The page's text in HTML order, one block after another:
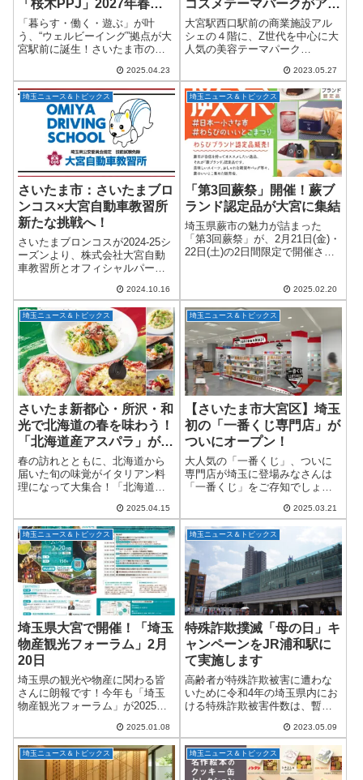
「桜木PPJ」2027年春開
業へ！
「暮らす・働く・遊ぶ」が叶
う、“ウェルビーイング”拠点が大
宮駅前に誕生！さいたま市の中
ます！東日本旅客鉄道（JR東日
本）、大和ハウス工業、大和ハ
ウスリアルティマネジメントの3
社による共同開...
2025.04.23
コスメテーマパークがアル
シェ大宮に登場
大宮駅西口駅前の商業施設アル
シェの４階に、Z世代を中心に大
人気の美容テーマパーク
ルシェ店」が６月３日(土)にオー
プン致します。アルシェ大宮で
は、体験型美容テーマパーク
「Tier...
2023.05.27
埼玉ニュース＆トピックス
さいたま市：さいたまブロ
ンコス×大宮自動車教習所
新たな挑戦へ！
さいたまブロンコスが2024-25シ
ーズンより、株式会社大宮自動
車教習所とオフィシャルパート
提携は、地域に根ざした活動を
展開する両者が力を合わせ、よ
り大きな成果を目指す素晴らし
い機会です。...
2024.10.16
埼玉ニュース＆トピックス
「第3回蕨祭」開催！蕨ブ
ランド認定品が大宮に集結
埼玉県蕨市の魅力が詰まった
「第3回蕨祭」が、2月21日(金)・
22日(土)の2日間限定で開催され
ん（東日本連携センター）」。
蕨市が誇る「蕨ブランド認定
品」が勢...
2025.02.20
埼玉ニュース＆トピックス
さいたま新都心・所沢・和
光で北海道の春を味わう！
「北海道産アスパラ」が主
役の絶品イタリアンフェア
開催！
春の訪れとともに、北海道から
届いた旬の味覚がイタリアン料
理になって大集合！「北海道イ
2025年4月24日（木）から6月1日
（日）までの期間限定で、『春
を楽しむイタリアンフェア』第2
弾が開...
2025.04.15
埼玉ニュース＆トピックス
【さいたま市大宮区】埼玉
初の「一番くじ専門店」が
ついにオープン！
大人気の「一番くじ」、ついに
専門店が埼玉に登場みなさんは
「一番くじ」をご存知でしょう
けたことがある方も多いと思い
ますが、じつはこれ、BANDAI
SPIRITSさんが展開しているハ
ズレなし...
2025.03.21
埼玉ニュース＆トピックス
埼玉県大宮で開催！「埼玉
物産観光フォーラム」2月
20日
埼玉県の観光や物産に関わる皆
さんに朗報です！今年も「埼玉
物産観光フォーラム」が2025年2
が決定しました。このイベント
は、行政やDMO、民間事業者が
一堂に会し、埼玉県の観光産業
をさらに盛...
2025.01.08
埼玉ニュース＆トピックス
特殊詐欺撲滅「母の日」キ
ャンペーンをJR浦和駅に
て実施します
高齢者が特殊詐欺被害に遭わな
いために令和4年の埼玉県内にお
ける特殊詐欺被害件数は、暫定
件）、被害金額は28億1,102万円
（前年比＋4億3,751万円）と増
加しており、危機的状況にあ
り...
2023.05.09
埼玉ニュース＆トピックス 埼玉ニュース＆トピックス